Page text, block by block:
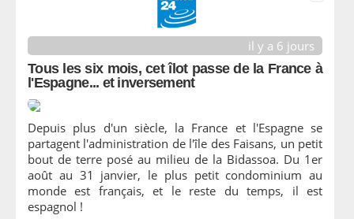
il y a 6 jours
Tous les six mois, cet îlot passe de la France à
l'Espagne... et inversement
Depuis plus d'un siècle, la France et l'Espagne se
partagent l'administration de l'île des Faisans, un petit
bout de terre posé au milieu de la Bidassoa. Du 1er
août au 31 janvier, le plus petit condominium au
monde est français, et le reste du temps, il est
espagnol !